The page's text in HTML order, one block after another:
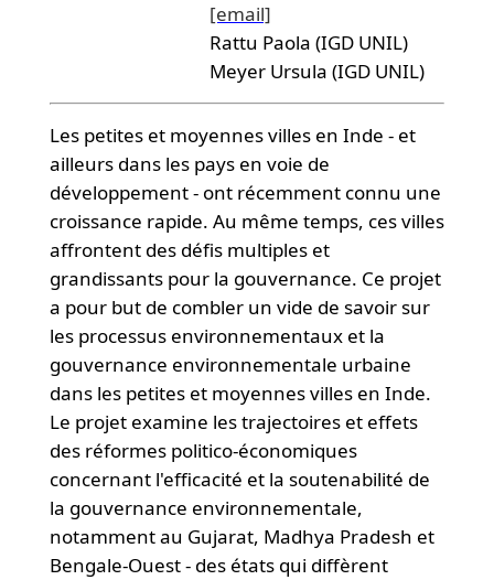
[email]
Rattu Paola (IGD UNIL)
Meyer Ursula (IGD UNIL)
Les petites et moyennes villes en Inde - et
ailleurs dans les pays en voie de
développement - ont récemment connu une
croissance rapide. Au même temps, ces villes
affrontent des défis multiples et
grandissants pour la gouvernance. Ce projet
a pour but de combler un vide de savoir sur
les processus environnementaux et la
gouvernance environnementale urbaine
dans les petites et moyennes villes en Inde.
Le projet examine les trajectoires et effets
des réformes politico-économiques
concernant l'efficacité et la soutenabilité de
la gouvernance environnementale,
notamment au Gujarat, Madhya Pradesh et
Bengale-Ouest - des états qui diffèrent